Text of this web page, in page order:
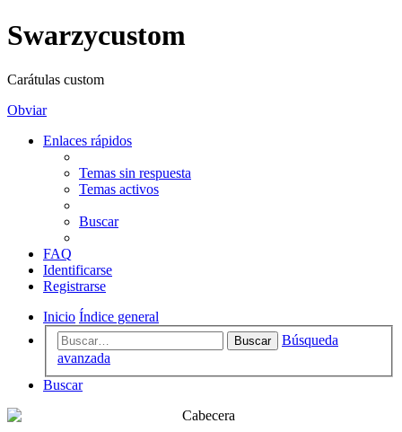
Swarzycustom
Carátulas custom
Obviar
Enlaces rápidos
Temas sin respuesta
Temas activos
Buscar
FAQ
Identificarse
Registrarse
Inicio Índice general
Buscar
Búsqueda
avanzada
Buscar